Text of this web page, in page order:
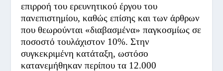
επιρροή του ερευνητικού έργου του
πανεπιστημίου, καθώς επίσης και των άρθρων
που θεωρούνται «διαβασμένα» παγκοσμίως σε
ποσοστό τουλάχιστον 10%. Στην
συγκεκριμένη κατάταξη, ωστόσο
κατανεμήθηκαν περίπου τα 12.000